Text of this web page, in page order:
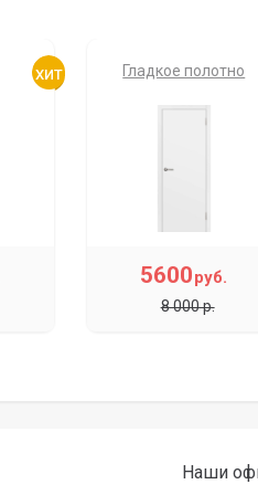
Гладкое полотно
5600руб.
8 000 р.
Наши